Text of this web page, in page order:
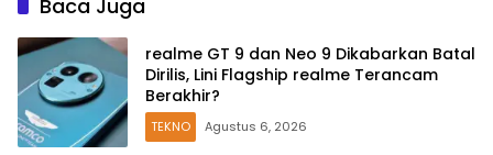
Baca Juga
realme GT 9 dan Neo 9 Dikabarkan Batal
Dirilis, Lini Flagship realme Terancam
Berakhir?
TEKNO Agustus 6, 2026